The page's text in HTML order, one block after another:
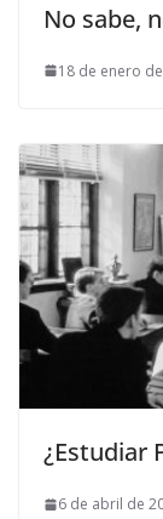
No sabe,
18 de enero
¿Estudiar
6 de abril de